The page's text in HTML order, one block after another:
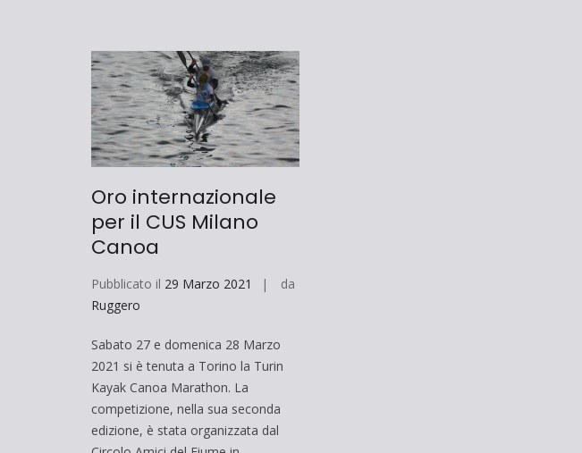
Oro internazionale
per il CUS Milano
Canoa
Pubblicato il 29 Marzo 2021
da
Ruggero
Sabato 27 e domenica 28 Marzo
2021 si è tenuta a Torino la Turin
Kayak Canoa Marathon. La
competizione, nella sua seconda
edizione, è stata organizzata dal